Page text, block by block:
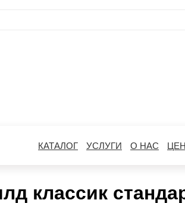
КАТАЛОГ УСЛУГИ О НАС
классик